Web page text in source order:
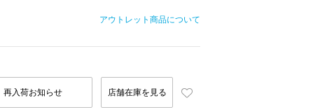
アウトレット商品について
再入荷お知らせ 店舗在庫を見る